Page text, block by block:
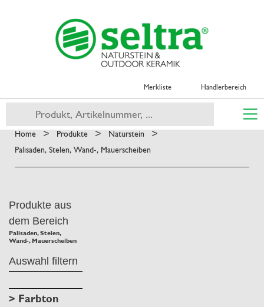
Merkliste Händlerbereich
Home > Produkte > Naturstein >
Palisaden, Stelen, Wand-, Mauerscheiben
Produkte aus
dem Bereich
Palisaden, Stelen,
Wand-, Mauerscheiben
Auswahl filtern
> Farbton